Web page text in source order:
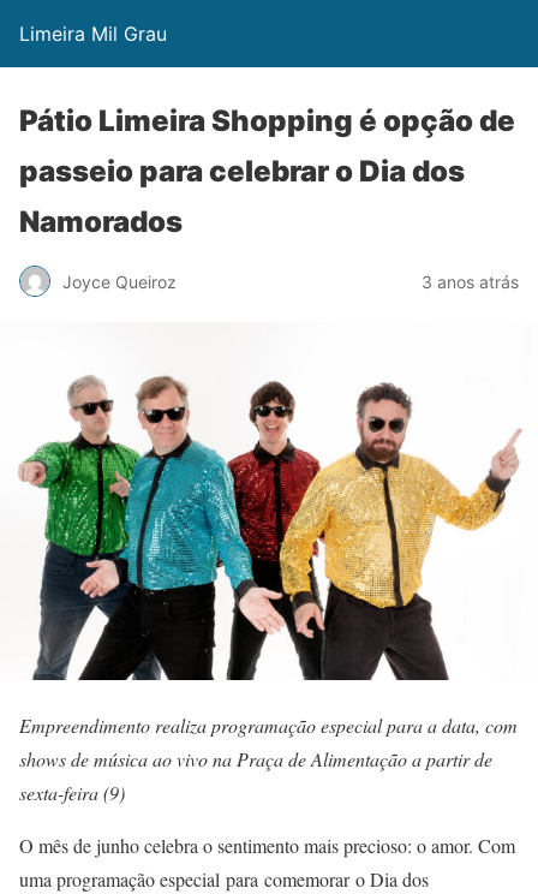
Limeira Mil Grau
Pátio Limeira Shopping é opção de
passeio para celebrar o Dia dos
Namorados
Joyce Queiroz 3 anos atrás
Empreendimento realiza programação especial para a data, com
shows de música ao vivo na Praça de Alimentação a partir de
sexta-feira (9)
O mês de junho celebra o sentimento mais precioso: o amor. Com
uma programação especial para comemorar o Dia dos